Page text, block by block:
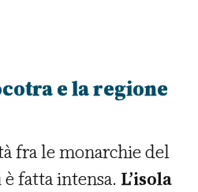
e la regione
fra le monarchie del
fatta intensa. L’isola